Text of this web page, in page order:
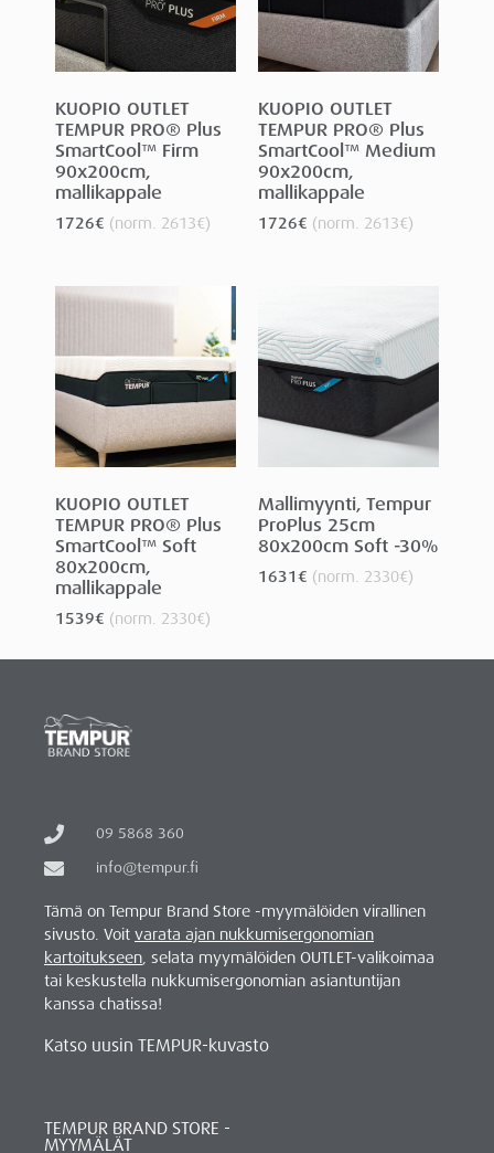
KUOPIO OUTLET
TEMPUR PRO® Plus
SmartCool™ Firm
90x200cm,
mallikappale
1726€ (norm. 2613€)
KUOPIO OUTLET
TEMPUR PRO® Plus
SmartCool™ Medium
90x200cm,
mallikappale
1726€ (norm. 2613€)
KUOPIO OUTLET
TEMPUR PRO® Plus
SmartCool™ Soft
80x200cm,
mallikappale
1539€ (norm. 2330€)
Mallimyynti, Tempur
ProPlus 25cm
80x200cm Soft -30%
1631€ (norm. 2330€)
09 5868 360
info@tempur.fi
Tämä on Tempur Brand Store -myymälöiden virallinen
sivusto. Voit varata ajan nukkumisergonomian
kartoitukseen, selata myymälöiden OUTLET-valikoimaa
tai keskustella nukkumisergonomian asiantuntijan
kanssa chatissa!
Katso uusin TEMPUR-kuvasto
TEMPUR BRAND STORE -
MYYMÄLÄT